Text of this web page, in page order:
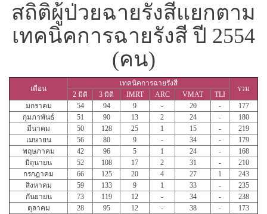
สถิติผู้ป่วยฉายรังสีแยกตาม
เทคนิคการฉายรังสี ปี 2554
(คน)
เดือน
เทคนิคการฉายรังสี
รวม
2 มิติ 3 มิติ IMRT ARC VMAT
TLI
มกราคม
54 94 9 - 20 -
177
กุมภาพันธ์
51 90 13 2 24 -
180
มีนาคม
50 128 25 1 15 -
219
เมษายน
56 80 9 - 34 -
179
พฤษภาคม
42 96 5 1 24 -
168
มิถุนายน
52 108 17 2 31 -
210
กรกฎาคม
66 125 20 4 27 1
243
สิงหาคม
59 133 9 1 33 -
235
กันยายน
73 119 12 - 34 -
238
ตุลาคม
28 95 12 - 38 -
173